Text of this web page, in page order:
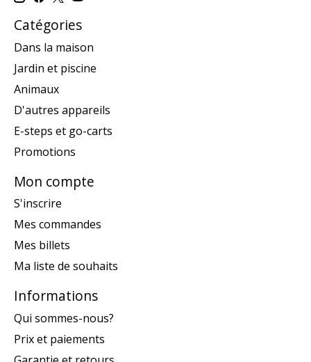
Catégories
Dans la maison
Jardin et piscine
Animaux
D'autres appareils
E-steps et go-carts
Promotions
Mon compte
S'inscrire
Mes commandes
Mes billets
Ma liste de souhaits
Informations
Qui sommes-nous?
Prix et paiements